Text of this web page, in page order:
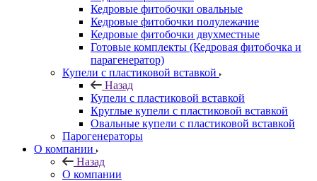
Кедровые фитобочки овальные
Кедровые фитобочки полулежачие
Кедровые фитобочки двухместные
Готовые комплекты (Кедровая фитобочка и
парагенератор)
Купели с пластиковой вставкой
Назад
Купели с пластиковой вставкой
Круглые купели с пластиковой вставкой
Овальные купели с пластиковой вставкой
Парогенераторы
О компании
Назад
О компании